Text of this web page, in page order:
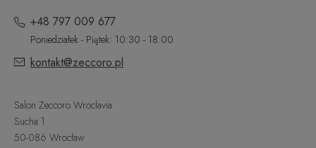
+48 797 009 677
Poniedziałek - Piątek: 10:30 - 18:00
kontakt@zeccoro.pl
Salon Zeccoro Wroclavia
Sucha 1
50-086 Wrocław